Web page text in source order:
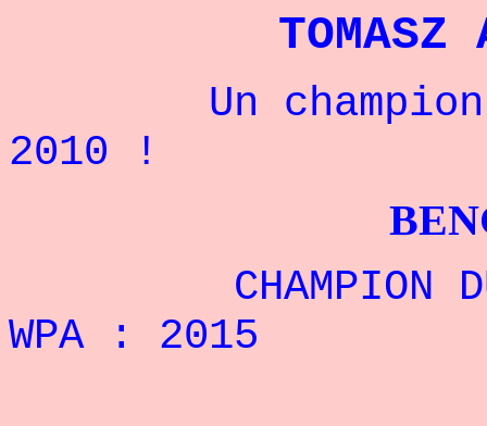
TOMASZ
Un champion
2010 !
CHAMPION DU
WPA : 2015